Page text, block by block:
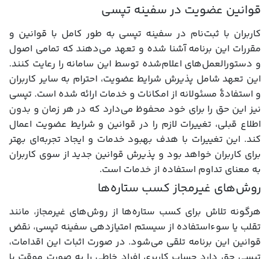
قوانین عضویت در سفینه تپسی
کاربران با ثبت‌نام در سفینه تپسی به طور کامل با قوانین و
مقررات این برنامه آشنا شده و تعهد می‌دهند که تمامی اصول
و دستورالعمل‌های اعلام‌شده توسط این سامانه را رعایت کنند.
این تعهد شامل پذیرش شرایط عضویت، احترام به سایر کاربران
و استفادۀ مسئولانه از امکانات و خدمات ارائه‌ شده است. تپسی
نیز این حق را برای خود محفوظ می‌دارد که در هر زمان و بدون
اطلاع قبلی، تغییرات لازم را در قوانین و شرایط عضویت اعمال
کند. این تغییرات با هدف بهبود خدمات و ایجاد تجربه‌ای بهتر
برای کاربران خواهد بود و پذیرش قوانین جدید از سوی کاربران
به معنای تداوم استفاده از خدمات است.
روش‌های غیرمجاز کسب ستاره‌ها
هرگونه تلاش برای کسب ستاره‌ها از روش‌های غیرمجاز، مانند
تقلب یا سوءاستفاده از سیستم امتیازدهی سفینه تپسی، نقض
قوانین این برنامه تلقی می‌شود. در صورت اثبات این اقدامات،